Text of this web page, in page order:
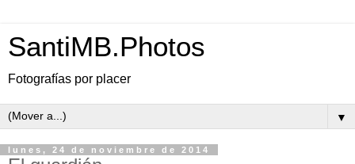
SantiMB.Photos
Fotografías por placer
▼
lunes, 24 de noviembre de 2014